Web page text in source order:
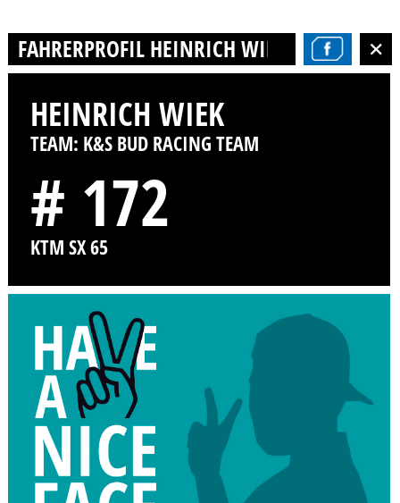
FAHRERPROFIL HEINRICH WIEK
HEINRICH WIEK
TEAM: K&S BUD RACING TEAM
# 172
KTM SX 65